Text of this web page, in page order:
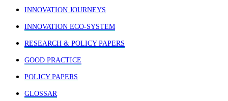
INNOVATION JOURNEYS
INNOVATION ECO-SYSTEM
RESEARCH & POLICY PAPERS
GOOD PRACTICE
POLICY PAPERS
GLOSSAR